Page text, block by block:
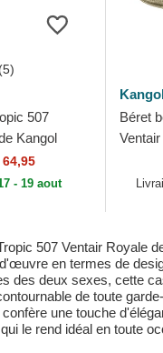
(5)
507
Kangol
64,95
- 19 aout
Béret
507 Ventair Royale
en termes de
des deux sexes, cette
de toute
une touche
le rend idéal en toute